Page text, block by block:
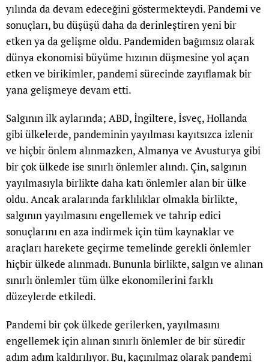
yılında da devam edeceğini göstermekteydi. Pandemi ve
sonuçları, bu düşüşü daha da derinleştiren yeni bir
etken ya da gelişme oldu. Pandemiden bağımsız olarak
dünya ekonomisi büyüme hızının düşmesine yol açan
etken ve birikimler, pandemi sürecinde zayıflamak bir
yana gelişmeye devam etti.
Salgının ilk aylarında; ABD, İngiltere, İsveç, Hollanda
gibi ülkelerde, pandeminin yayılması kayıtsızca izlenir
ve hiçbir önlem alınmazken, Almanya ve Avusturya gibi
bir çok ülkede ise sınırlı önlemler alındı. Çin, salgının
yayılmasıyla birlikte daha katı önlemler alan bir ülke
oldu. Ancak aralarında farklılıklar olmakla birlikte,
salgının yayılmasını engellemek ve tahrip edici
sonuçlarını en aza indirmek için tüm kaynaklar ve
araçları harekete geçirme temelinde gerekli önlemler
hiçbir ülkede alınmadı. Bununla birlikte, salgın ve alınan
sınırlı önlemler tüm ülke ekonomilerini farklı
düzeylerde etkiledi.
Pandemi bir çok ülkede gerilerken, yayılmasını
engellemek için alınan sınırlı önlemler de bir süredir
adım adım kaldırılıyor. Bu, kaçınılmaz olarak pandemi